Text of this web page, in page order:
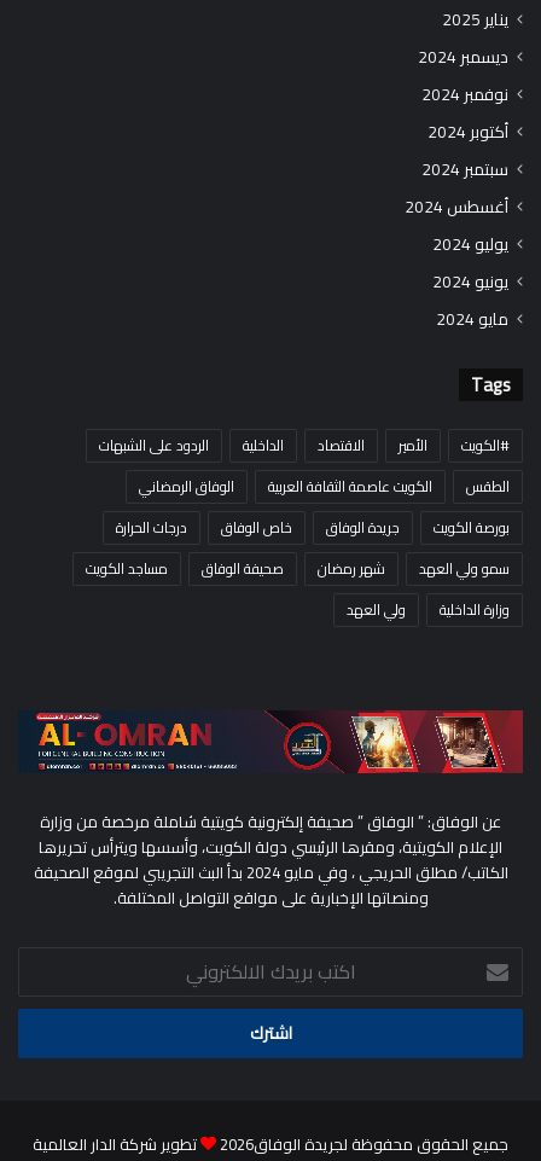
يناير 2025
ديسمبر 2024
نوفمبر 2024
أكتوبر 2024
سبتمبر 2024
أغسطس 2024
يوليو 2024
يونيو 2024
مايو 2024
Tags
#الكويت الأمير الاقتصاد الداخلية
الردود على الشبهات
الطقس
الكويت عاصمة الثقافة العربية
الوفاق الرمضاني
بورصة الكويت
جريدة الوفاق خاص الوفاق
درجات الحرارة
سمو ولي العهد
شهر رمضان صحيفة الوفاق
مساجد الكويت
وزارة الداخلية
ولي العهد
عن الوفاق: ” الوفاق ” صحيفة إلكترونية كويتية شاملة مرخصة من وزارة
الإعلام الكويتية، ومقرها الرئيسي دولة الكويت، وأسسها ويترأس تحريرها
الكاتب/ مطلق الحريجي ، وفي مايو 2024 بدأ البث التجريبي لموقع الصحيفة
ومنصاتها الإخبارية على مواقع التواصل المختلفة.
اكتب
بريدك
الالكتروني
جميع الحقوق محفوظة لجريدة الوفاق2026 تطوير شركة الدار العالمية